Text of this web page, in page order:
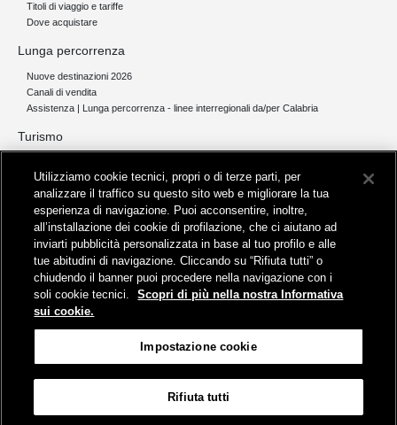
Titoli di viaggio e tariffe
Dove acquistare
Lunga percorrenza
Nuove destinazioni 2026
Canali di vendita
Assistenza | Lunga percorrenza - linee interregionali da/per Calabria
Turismo
Servizi per aeroporti
Servizi di noleggio con conducente
Servizio di navigazione sul Lago Trasimeno
News e comunicati stampa
Comunicati stampa
Busitalia – Sita Nord
, Gruppo FS Italiane, è attiva nei servizi di
trasporto locale in Italia ed all'estero, che gestisce direttamente o
attraverso società controllate.
Viale Fratelli Rosselli, 80 - 50123 Firenze
Utilizziamo cookie tecnici, propri o di terze parti, per
analizzare il traffico su questo sito web e migliorare la tua
esperienza di navigazione. Puoi acconsentire, inoltre,
all’installazione dei cookie di profilazione, che ci aiutano ad
inviarti pubblicità personalizzata in base al tuo profilo e alle
tue abitudini di navigazione. Cliccando su “Rifiuta tutti” o
chiudendo il banner puoi procedere nella navigazione con i
soli cookie tecnici.
Scopri di più nella nostra Informativa
sui cookie.
Impostazione cookie
Rifiuta tutti